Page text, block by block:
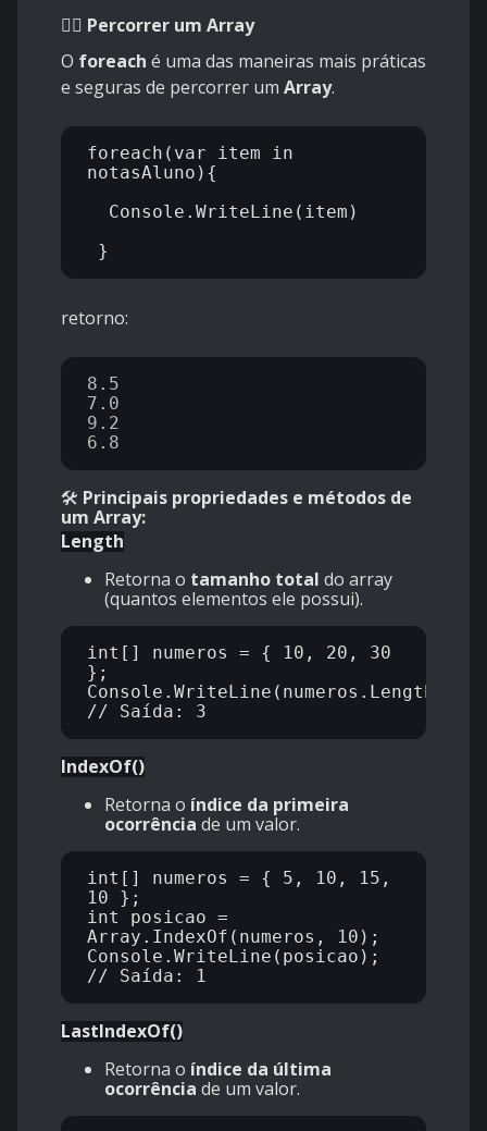
🚶‍♂️ Percorrer um Array
O foreach é uma das maneiras mais práticas
e seguras de percorrer um Array.
foreach(var item in
notasAluno){
retorno:
8.5
7.0
9.2
🛠️ Principais propriedades e métodos de
um Array:
Length
Retorna o tamanho total do array
(quantos elementos ele possui).
int[] numeros = { 10, 20, 30
};
Console.WriteLine(numeros.Length);
IndexOf()
Retorna o índice da primeira
ocorrência de um valor.
int[] numeros = { 5, 10, 15,
10 };
int posicao =
Array.IndexOf(numeros, 10);
Console.WriteLine(posicao);
LastIndexOf()
Retorna o índice da última
ocorrência de um valor.